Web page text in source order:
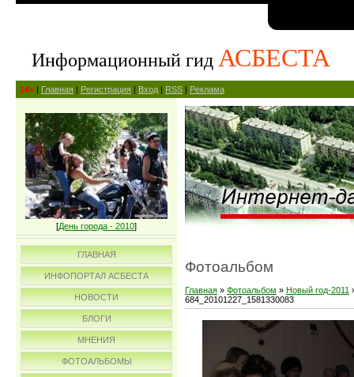
Информационный гид АСБЕСТА
14+ | Главная | Регистрация | Вход | RSS | Реклама
[День города - 2010]
ГЛАВНАЯ
ИНФОПОРТАЛ АСБЕСТА
НОВОСТИ
БЛОГИ
МНЕНИЯ
ФОТОАЛЬБОМЫ
Фотоальбом
Главная » Фотоальбом » Новый год-2011
684_20101227_1581330083